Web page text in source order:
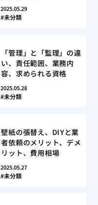
2025.05.29
未分類
「管理」と「監理」の違
い、責任範囲、業務内
容、求められる資格
2025.05.28
未分類
壁紙の張替え、DIYと業
者依頼のメリット、デメ
リット、費用相場
2025.05.27
未分類